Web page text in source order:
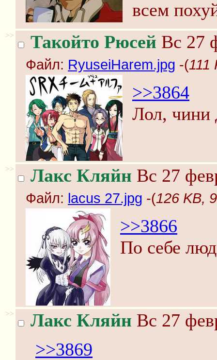
всем
>> Такойто Рюсей Вс 27
Файл: RyuseiHarem.jpg -(111
>>3864
Лол, чини
>> Лакс Кляйн Вс 27
Файл: lacus 27.jpg -(126 KB,
>>3866
По себе
>> Лакс Кляйн Вс 27
>>3869